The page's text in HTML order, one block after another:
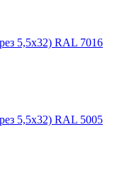
5,5х32) RAL 7016
5,5х32) RAL 5005